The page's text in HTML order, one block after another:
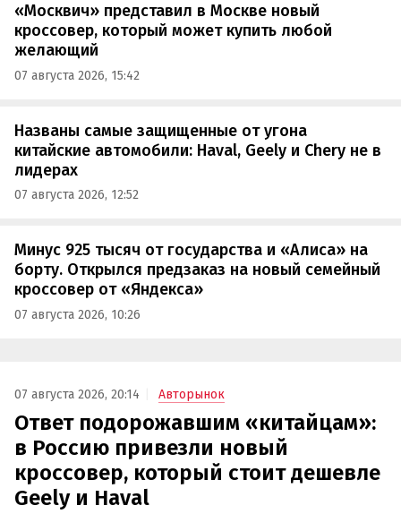
«Москвич» представил в Москве новый
кроссовер, который может купить любой
желающий
07 августа 2026, 15:42
Названы самые защищенные от угона
китайские автомобили: Haval, Geely и Chery не в
лидерах
07 августа 2026, 12:52
Минус 925 тысяч от государства и «Алиса» на
борту. Открылся предзаказ на новый семейный
кроссовер от «Яндекса»
07 августа 2026, 10:26
07 августа 2026, 20:14 Авторынок
Ответ подорожавшим «китайцам»:
в Россию привезли новый
кроссовер, который стоит дешевле
Geely и Haval